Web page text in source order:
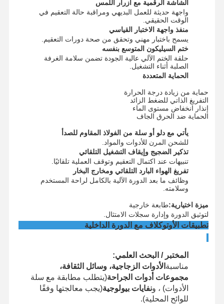
معقم أكسيد الإيثيلين
معقم الأدوية
غسالة ومطهر أوتوماتيكية
معدات CSSD
معدات معالجة المياه
خزانة تجفيف
معدات المختبر
الشاشة الرقمية مع أزرار اللمس
واجهة حديثة للعمل البديهي ومراقبة حالة التعقيم في
الوقت الحقيقي.
منفذ واجهة الاختبار القياسي
يسمح باختبار مهني وتحقق من صحة دورات التعقيم.
ختم السيليكون المتوسع بنفسه
حلقة الختم الآلي عالية الجودة تضمن سلامة الغرفة
الصلبة أثناء التشغيل.
الحماية المتعددة
حماية من زيادة درجة الحرارة
التفريغ الذاتي للضغط الزائد
إنذار انخفاض مستوى الماء
الحماية ضد الحرق الجاف
يأتي مع دلو أو سلة من الفولاذ المقاوم للصدأ
للشحن المرن للأدوات والمواد.
تذكير الضجيج وإيقاف التشغيل التلقائي
تنبيهات عند اكتمال التعقيم وتوقف العملية تلقائيًا.
تفريغ الهواء البارد التلقائي ومخارج البخار
وظائف ما بعد الدورة الآلية بالكامل لراحة المستخدم
وسلامته.
ميزة اختيارية:طابعة خارجية
لتوثيق الدورة وإدارة سجلات الامتثال.
تطبيقات الأوتوكلاف مع الدورة الداخلية
المختبر / البحث العلمي:
مناسبة الأدوات الزجاجية، وسائل الثقافة،
مجموعات أدوات الجراحة(يتطلب مطابقة مع سلة
الأدوات) ، ونفايات بيولوجية(يجب معالجتها وفقًا
للوائح المحلية).